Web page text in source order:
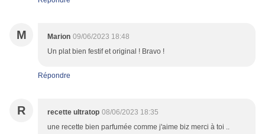
M Marion 09/06/2023 18:48
Un plat bien festif et original ! Bravo !
Répondre
R recette ultratop 08/06/2023 18:35
une recette bien parfumée comme j'aime biz merci à toi ..